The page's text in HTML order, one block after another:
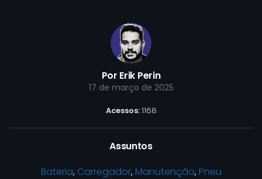
Por Erik Perin
17 de março de 2025
Acessos:1168
Assuntos
Bateria, Carregador, Manutenção, Pneu